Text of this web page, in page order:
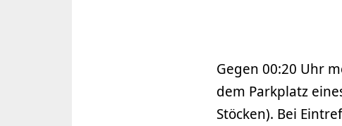
Gegen 00:20 Uhr
dem Parkplatz
Stöcken). Bei